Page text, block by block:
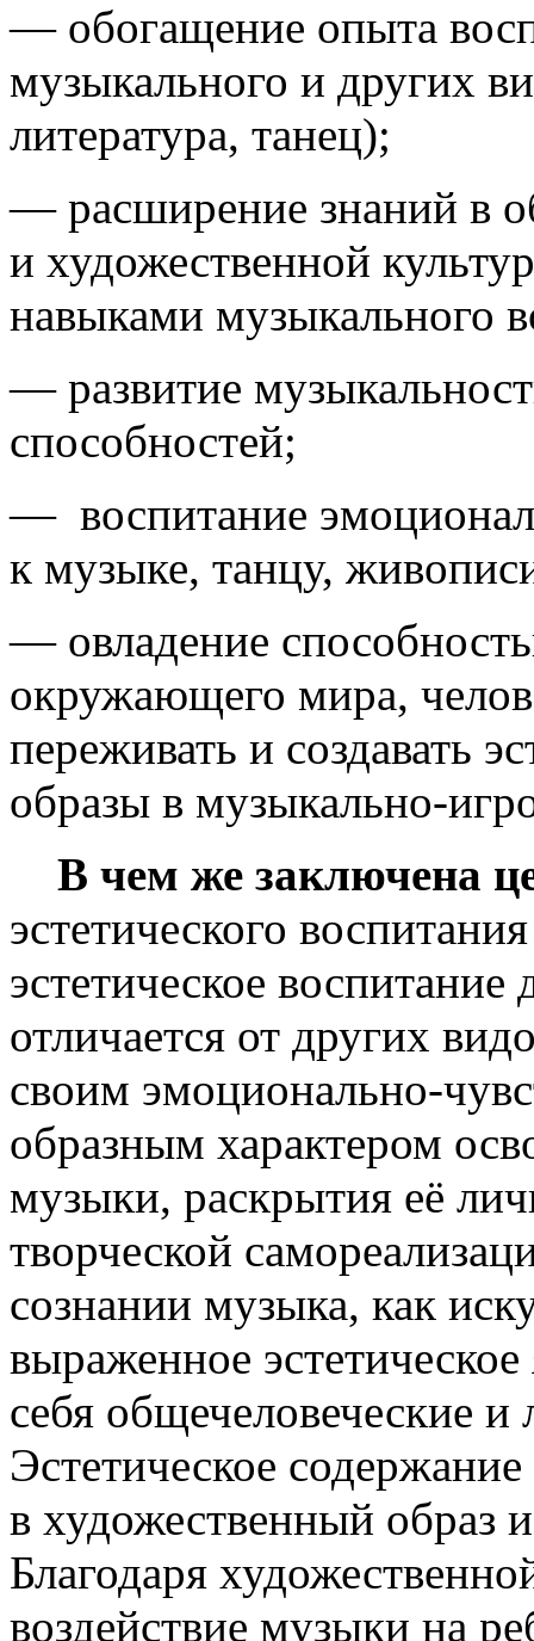
— обогащение опыта
музыкального и других
литература, танец);
— расширение знаний в
и художественной
навыками музыкального
— развитие
способностей;
— воспитание
к музыке, танцу,
— овладение
окружающего мира,
переживать и создавать
образы в музыкально-
В чем же заключена
эстетического
эстетическое воспитание
отличается от других
своим эмоционально-
образным характером
музыки, раскрытия её
творческой
сознании музыка, как
выраженное
себя общечеловеческие
Эстетическое
в художественный образ
Благодаря
воздействие музыки на